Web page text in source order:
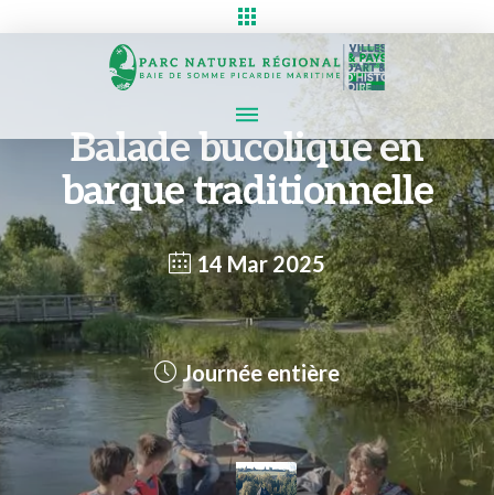
Balade bucolique en
barque traditionnelle
14 Mar 2025
Journée entière